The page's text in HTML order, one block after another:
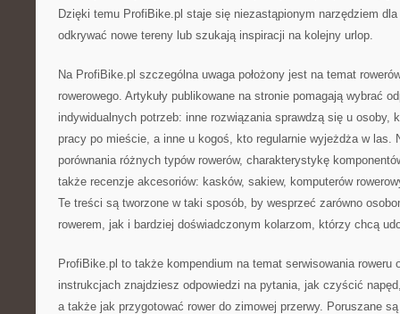
Dzięki temu ProfiBike.pl staje się niezastąpionym narzędziem
odkrywać nowe tereny lub szukają inspiracji na kolejny urlop.
Na ProfiBike.pl szczególna uwaga położony jest na temat
rowerowego. Artykuły publikowane na stronie pomagają wybrać
indywidualnych potrzeb: inne rozwiązania sprawdzą się u osoby,
pracy po mieście, a inne u kogoś, kto regularnie wyjeżdża w las.
porównania różnych typów rowerów, charakterystykę
także recenzje akcesoriów: kasków, sakiew, komputerów
Te treści są tworzone w taki sposób, by wesprzeć zarówno
rowerem, jak i bardziej doświadczonym kolarzom, którzy chcą
ProfiBike.pl to także kompendium na temat serwisowania roweru
instrukcjach znajdziesz odpowiedzi na pytania, jak czyścić
a także jak przygotować rower do zimowej przerwy. Poruszane